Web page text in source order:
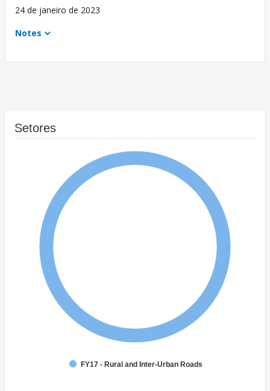
24 de janeiro de 2023
Notes
Setores
FY17 - Rural and Inter-Urban Roads